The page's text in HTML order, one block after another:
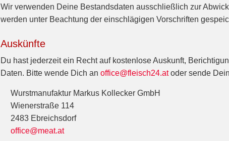
Wir verwenden Deine Bestandsdaten ausschließlich zur
werden unter Beachtung der einschlägigen Vorschriften
Auskünfte
Du hast jederzeit ein Recht auf kostenlose Auskunft,
Daten. Bitte wende Dich an office@fleisch24.atoder sende
Wurstmanufaktur Markus Kollecker GmbH
Wienerstraße 114
2483 Ebreichsdorf
office@meat.at